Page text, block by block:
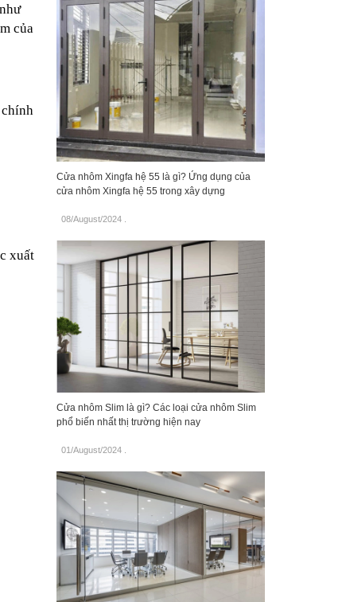
của
xuất
Cửa nhôm Xingfa hệ 55 là gì? Ứng dụng của
cửa nhôm Xingfa hệ 55 trong xây dựng
08/August/2024.
Cửa nhôm Slim là gì? Các loại cửa nhôm Slim
phổ biến nhất thị trường hiện nay
01/August/2024.